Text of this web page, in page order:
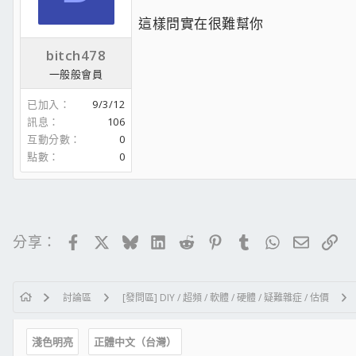
顯示卡 : ASUS ROG STRIX-GTX1070-O8G-
bitch478
一般般會員
已加入
9/3/12
訊息
106
互動分數
0
點數
0
這樣問實在很難幫你
分享： FacebookBlueskyLinkedIn
RedditPinterestTumblrWhatsApp
電子郵件
連結
討論區 [發問區] DIY / 超頻 / 軟體 / 硬體 / 疑難雜症 / 估價
淺色明亮 正體中文（台灣）